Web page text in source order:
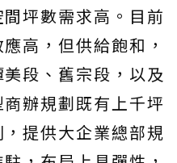
坪數需求高。目前
高，但供給飽和，
段、舊宗段，以及
辦規劃既有上千坪
提供大企業總部規